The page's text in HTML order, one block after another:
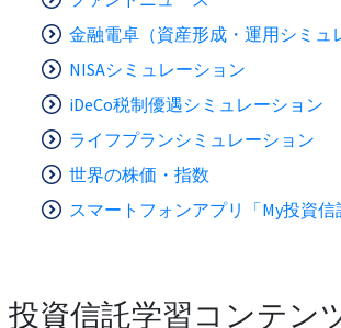
金融電卓（資産形成・運用シミュ
NISAシミュレーション
iDeCo税制優遇シミュレーション
ライフプランシミュレーション
世界の株価・指数
スマートフォンアプリ「My投資信
投資信託学習コンテン